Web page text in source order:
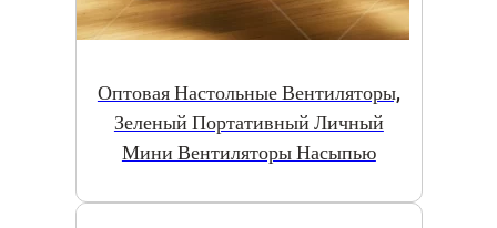
Оптовая Настольные Вентиляторы,
Зеленый Портативный Личный
Мини Вентиляторы Насыпью